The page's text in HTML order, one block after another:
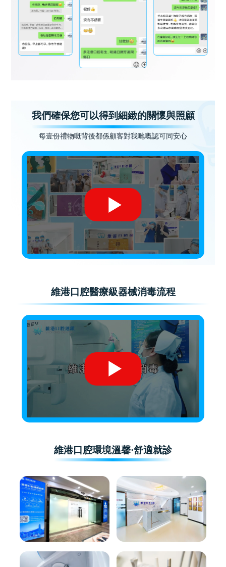
我們確保您可以得到細緻的關懷與照顧
每壹份禮物嘅背後都係顧客對我哋嘅認可同安心
維港口腔醫療級器械消毒流程
維港口腔環境溫馨·舒適就診